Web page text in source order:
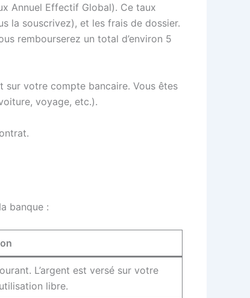
Annuel Effectif Global). Ce taux
la souscrivez), et les frais de dossier.
rembourserez un total d’environ 5
sur votre compte bancaire. Vous êtes
voyage, etc.).
banque :
L’argent est versé sur votre
libre.